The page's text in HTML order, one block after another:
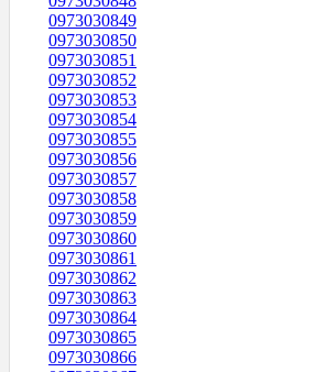
0973030849
0973030850
0973030851
0973030852
0973030853
0973030854
0973030855
0973030856
0973030857
0973030858
0973030859
0973030860
0973030861
0973030862
0973030863
0973030864
0973030865
0973030866